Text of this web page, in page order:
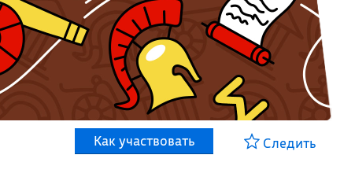
Как участвовать Следить